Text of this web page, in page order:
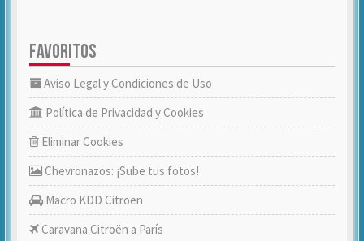
FAVORITOS
Aviso Legal y Condiciones de Uso
Política de Privacidad y Cookies
Eliminar Cookies
Chevronazos: ¡Sube tus fotos!
Macro KDD Citroën
Caravana Citroën a París